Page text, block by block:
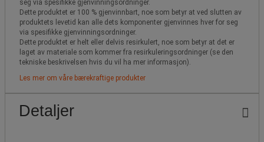
seg via spesifikke gjenvinningsordninger.
Dette produktet er 100 % gjenvinnbart, noe som betyr at ved slutten av
produktets levetid kan alle dets komponenter gjenvinnes hver for seg
via spesifikke gjenvinningsordninger.
Dette produktet er helt eller delvis resirkulert, noe som betyr at det er
laget av materiale som kommer fra resirkuleringsordninger (se den
tekniske beskrivelsen hvis du vil ha mer informasjon).
Les mer om våre bærekraftige produkter
Detaljer